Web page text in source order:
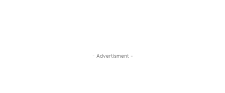
- Advertisment -